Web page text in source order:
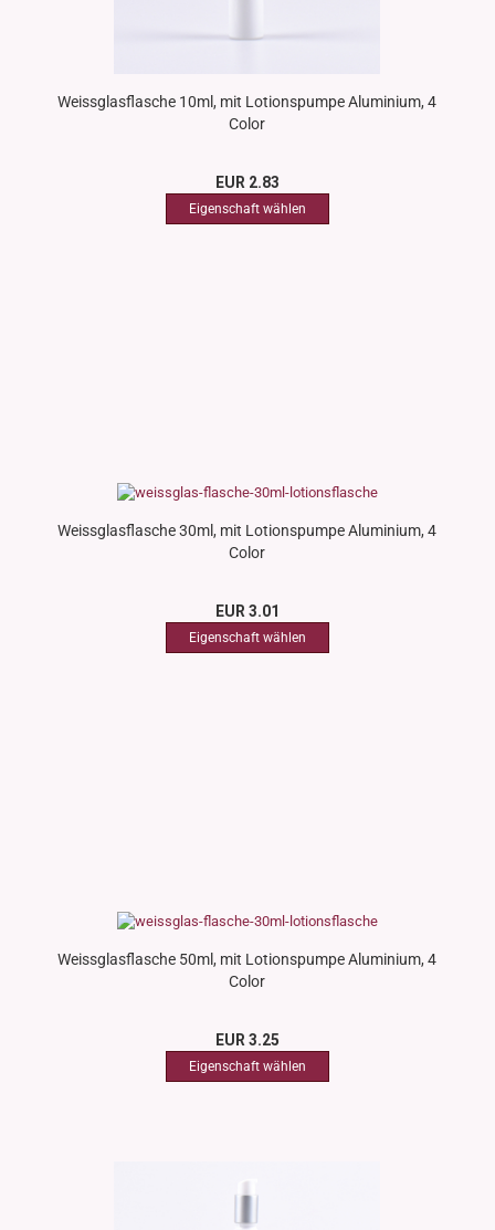
Weissglasflasche 10ml, mit Lotionspumpe Aluminium, 4
Color
EUR 2.83
Weissglasflasche 30ml, mit Lotionspumpe Aluminium, 4
Color
EUR 3.01
Weissglasflasche 50ml, mit Lotionspumpe Aluminium, 4
Color
EUR 3.25